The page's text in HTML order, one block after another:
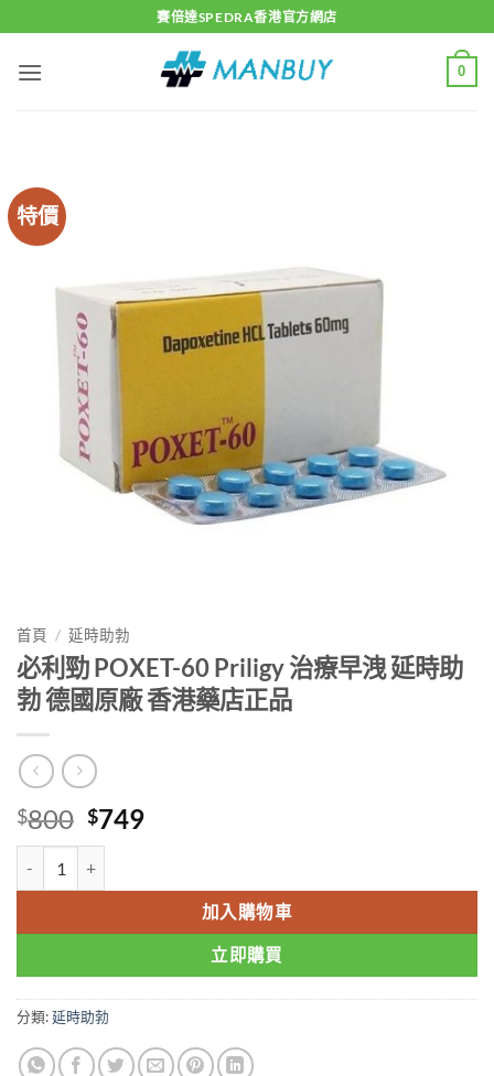
to
content
賽倍達SPEDRA香港官方網店
0
特價
首頁 / 延時助勃
必利勁 POXET-60 Priligy 治療早洩 延時助
勃 德國原廠 香港藥店正品
$800 Original
price
was:
$800.
$749Current
$749.加入購物車
立即購買
分類:延時助勃